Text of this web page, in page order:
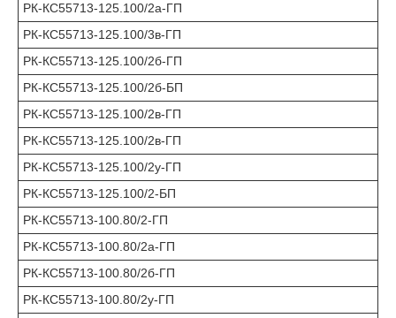
РК-КС55713-125.100/2а-ГП
РК-КС55713-125.100/3в-ГП
РК-КС55713-125.100/2б-ГП
РК-КС55713-125.100/2б-БП
РК-КС55713-125.100/2в-ГП
РК-КС55713-125.100/2в-ГП
РК-КС55713-125.100/2у-ГП
РК-КС55713-125.100/2-БП
РК-КС55713-100.80/2-ГП
РК-КС55713-100.80/2а-ГП
РК-КС55713-100.80/2б-ГП
РК-КС55713-100.80/2у-ГП